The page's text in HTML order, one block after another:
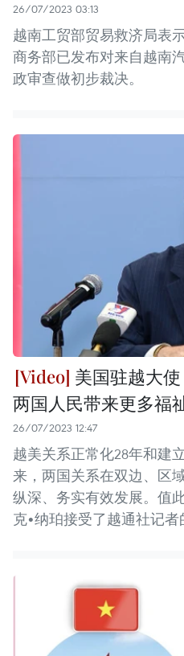
26/07/2023 03:13
越南工贸部贸易救济局表
商务部已发布对来自越南
政审查做初步裁决。
美国驻越大
两国人民带来更多福
26/07/2023 12:47
越美关系正常化28年和建
来，两国关系在双边、区
纵深、务实有效发展。值
克•纳珀接受了越通社记者